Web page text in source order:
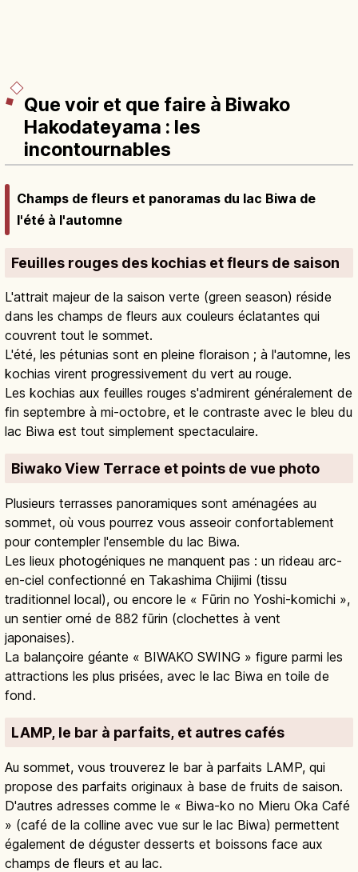
Que voir et que faire à Biwako
Hakodateyama : les
incontournables
Champs de fleurs et panoramas du lac Biwa de
l'été à l'automne
Feuilles rouges des kochias et fleurs de saison
L'attrait majeur de la saison verte (green season) réside
dans les champs de fleurs aux couleurs éclatantes qui
couvrent tout le sommet.
L'été, les pétunias sont en pleine floraison ; à l'automne, les
kochias virent progressivement du vert au rouge.
Les kochias aux feuilles rouges s'admirent généralement de
fin septembre à mi-octobre, et le contraste avec le bleu du
lac Biwa est tout simplement spectaculaire.
Biwako View Terrace et points de vue photo
Plusieurs terrasses panoramiques sont aménagées au
sommet, où vous pourrez vous asseoir confortablement
pour contempler l'ensemble du lac Biwa.
Les lieux photogéniques ne manquent pas : un rideau arc-
en-ciel confectionné en Takashima Chijimi (tissu
traditionnel local), ou encore le « Fūrin no Yoshi-komichi »,
un sentier orné de 882 fūrin (clochettes à vent
japonaises).
La balançoire géante « BIWAKO SWING » figure parmi les
attractions les plus prisées, avec le lac Biwa en toile de
fond.
LAMP, le bar à parfaits, et autres cafés
Au sommet, vous trouverez le bar à parfaits LAMP, qui
propose des parfaits originaux à base de fruits de saison.
D'autres adresses comme le « Biwa-ko no Mieru Oka Café
» (café de la colline avec vue sur le lac Biwa) permettent
également de déguster desserts et boissons face aux
champs de fleurs et au lac.